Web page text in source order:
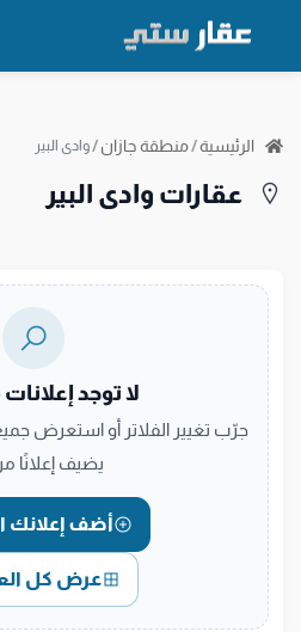
الرئيسية/منطقة جازان/وادى البير
عقارات وادى البير
لا توجد
جرّب تغيير الفلاتر أو استعرض
يضيف إعلانًا
أضف إعلانك
عرض كل